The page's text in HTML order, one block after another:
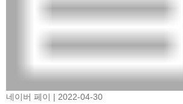
네이버 페이 | 2022-04-30